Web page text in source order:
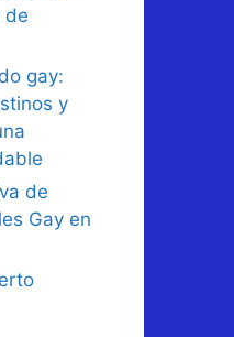
de
gay:
y
de
Gay en